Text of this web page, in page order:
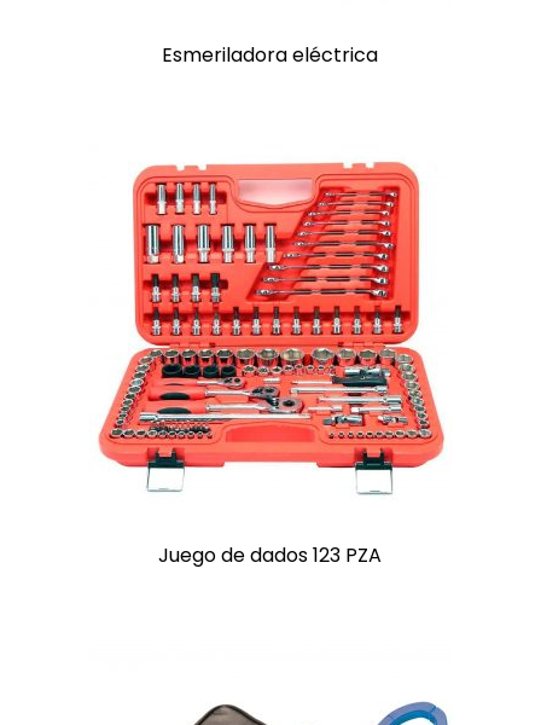
Esmeriladora eléctrica
Juego de dados 123 PZA